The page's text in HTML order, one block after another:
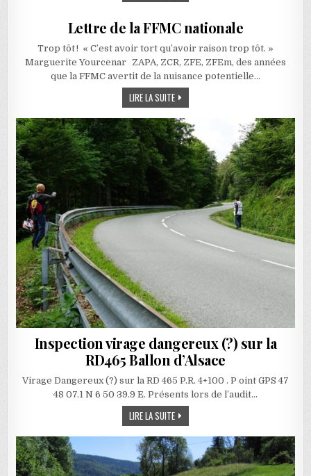
Lettre de la FFMC nationale
Trop tôt ! « C’est avoir tort qu’avoir raison trop tôt. »
Marguerite Yourcenar ZAPA, ZCR, ZFE, ZFEm, des années
que la FFMC avertit de la nuisance potentielle…
LIRE LA SUITELETTRE DE LA FFMC NATIONALE
Inspection virage dangereux (?) sur la
RD465 Ballon d’Alsace
Virage Dangereux (?) sur la RD 465 P.R. 4+100 . P oint GPS 47
48 07.1 N 6 50 39.9 E. Présents lors de l’audit…
LIRE LA SUITEINSPECTION VIRAGE DANGEREUX (?)